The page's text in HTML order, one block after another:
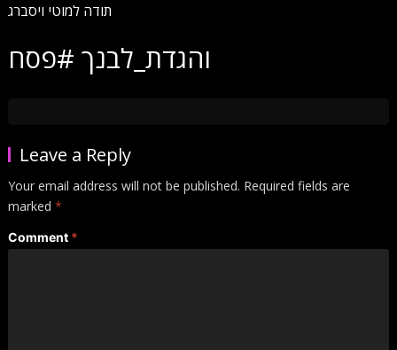
תודה למוטי ויסברג
והגדת_לבנך #פסח
Leave a Reply
Your email address will not be published. Required fields are
marked *
Comment *